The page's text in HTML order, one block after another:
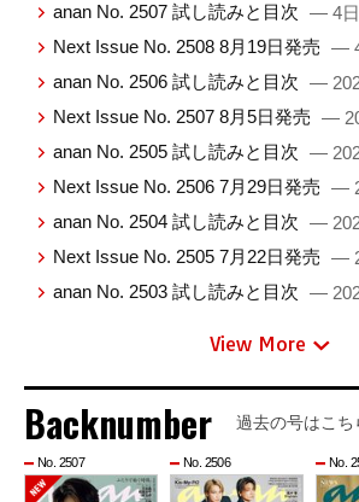
anan No. 2507 試し読みと目次 — 4
Next Issue No. 2508 8月19日発売 —
anan No. 2506 試し読みと目次 —
Next Issue No. 2507 8月5日発売 —
anan No. 2505 試し読みと目次 —
Next Issue No. 2506 7月29日発売 —
anan No. 2504 試し読みと目次 —
Next Issue No. 2505 7月22日発売 —
anan No. 2503 試し読みと目次 —
View More
Backnumber 過去の号はこち
No. 2507 No. 2506 No.